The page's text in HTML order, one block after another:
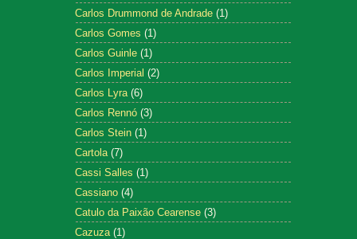
Carlos Drummond de Andrade (1)
Carlos Gomes (1)
Carlos Guinle (1)
Carlos Imperial (2)
Carlos Lyra (6)
Carlos Rennó (3)
Carlos Stein (1)
Cartola (7)
Cassi Salles (1)
Cassiano (4)
Catulo da Paixão Cearense (3)
Cazuza (1)